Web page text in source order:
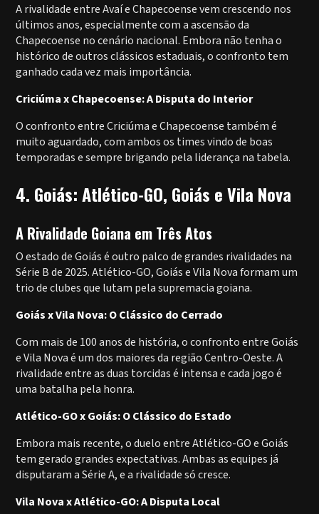
A rivalidade entre Avaí e Chapecoense vem crescendo nos
últimos anos, especialmente com a ascensão da
Chapecoense no cenário nacional. Embora não tenha o
histórico de outros clássicos estaduais, o confronto tem
ganhado cada vez mais importância.
Criciúma x Chapecoense: A Disputa do Interior
O confronto entre Criciúma e Chapecoense também é
muito aguardado, com ambos os times vindo de boas
temporadas e sempre brigando pela liderança na tabela.
4. Goiás: Atlético-GO, Goiás e Vila Nova
A Rivalidade Goiana em Três Atos
O estado de Goiás é outro palco de grandes rivalidades na
Série B de 2025. Atlético-GO, Goiás e Vila Nova formam um
trio de clubes que lutam pela supremacia goiana.
Goiás x Vila Nova: O Clássico do Cerrado
Com mais de 100 anos de história, o confronto entre Goiás
e Vila Nova é um dos maiores da região Centro-Oeste. A
rivalidade entre as duas torcidas é intensa e cada jogo é
uma batalha pela honra.
Atlético-GO x Goiás: O Clássico do Estado
Embora mais recente, o duelo entre Atlético-GO e Goiás
tem gerado grandes expectativas. Ambas as equipes já
disputaram a Série A, e a rivalidade só cresce.
Vila Nova x Atlético-GO: A Disputa Local